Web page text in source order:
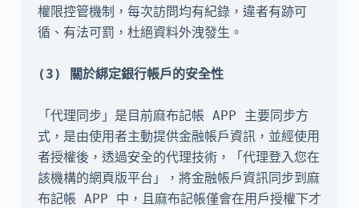
權限控管機制，每次訪問均有紀錄，違者有跡可
循、有法可罰，杜絕資料外洩發生。
(3) 關於綁定銀行帳戶的安全性
「代理同步」是目前麻布記帳 APP 主要同步方
式，是由使用者主動提供金融帳戶資訊，並經使用
者授權後，透過安全的代理技術，「代理登入您在
該機構的網頁版平台」，將金融帳戶資訊同步到麻
布記帳 APP 中，且麻布記帳僅會在用戶授權下才